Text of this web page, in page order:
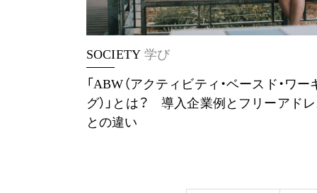
SOCIETY 学び
「ABW（アクティビティ・ベースド・ワー
グ）」とは？ 導入企業例とフリーアド
との違い